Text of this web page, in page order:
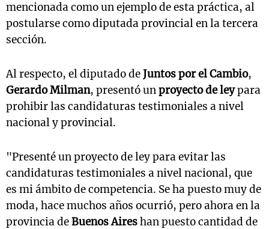
mencionada como un ejemplo de esta práctica, al
postularse como diputada provincial en la tercera
sección.
Al respecto, el diputado deJuntos por el Cambio,
Gerardo Milman, presentó unproyecto de leypara
prohibir las candidaturas testimoniales a nivel
nacional y provincial.
"Presenté un proyecto de ley para evitar las
candidaturas testimoniales a nivel nacional, que
es mi ámbito de competencia. Se ha puesto muy de
moda, hace muchos años ocurrió, pero ahora en la
provincia deBuenos Aireshan puesto cantidad de